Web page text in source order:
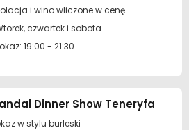
5
i wino wliczone w cenę
czwartek i sobota
19:00 - 21:30
Dinner Show Teneryfa
w stylu burleski